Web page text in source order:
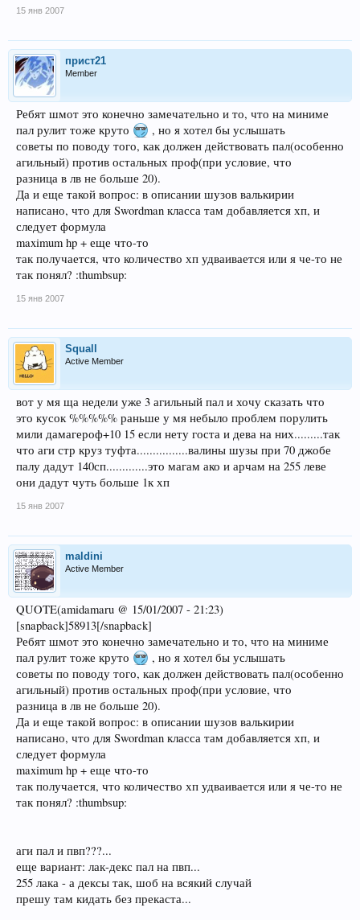
15 янв 2007
прист21
Member
Ребят шмот это конечно замечательно и то, что на миниме
пал рулит тоже круто
, но я хотел бы услышать
советы по поводу того, как должен действовать пал(особенно
агильный) против остальных проф(при условие, что
разница в лв не больше 20).
Да и еще такой вопрос: в описании шузов валькирии
написано, что для Swordman класса там добавляется хп, и
следует формула
maximum hp + еще что-то
так получается, что количество хп удваивается или я че-то не
так понял? :thumbsup:
15 янв 2007
Squall
Active Member
вот у мя ща недели уже 3 агильный пал и хочу сказать что
это кусок %%%%% раньше у мя небыло проблем порулить
мили дамагероф+10 15 если нету госта и дева на них.........так
что аги стр круз туфта................валины шузы при 70 джобе
палу дадут 140сп.............это магам ако и арчам на 255 леве
они дадут чуть больше 1к хп
15 янв 2007
maldini
Active Member
QUOTE(amidamaru @ 15/01/2007 - 21:23)
[snapback]58913[/snapback]
Ребят шмот это конечно замечательно и то, что на миниме
пал рулит тоже круто
, но я хотел бы услышать
советы по поводу того, как должен действовать пал(особенно
агильный) против остальных проф(при условие, что
разница в лв не больше 20).
Да и еще такой вопрос: в описании шузов валькирии
написано, что для Swordman класса там добавляется хп, и
следует формула
maximum hp + еще что-то
так получается, что количество хп удваивается или я че-то не
так понял? :thumbsup:
аги пал и пвп???...
еще вариант: лак-декс пал на пвп...
255 лака - а дексы так, шоб на всякий случай
прешу там кидать без прекаста...